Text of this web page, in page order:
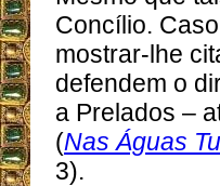
Concílio.
mostrar-lhe
defendem o
a Prelados –
(Nas Águas
3).